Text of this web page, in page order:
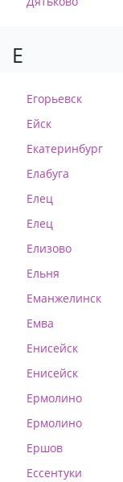
Е
Егорьевск
Ейск
Екатеринбург
Елабуга
Елец
Елец
Елизово
Ельня
Еманжелинск
Емва
Енисейск
Енисейск
Ермолино
Ермолино
Ершов
Ессентуки